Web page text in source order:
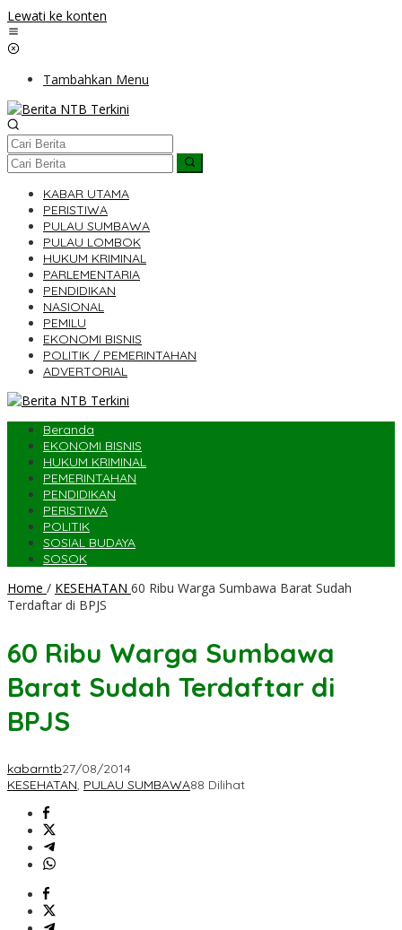
Lewati ke konten
Tambahkan Menu
KABAR UTAMA
PERISTIWA
PULAU SUMBAWA
PULAU LOMBOK
HUKUM KRIMINAL
PARLEMENTARIA
PENDIDIKAN
NASIONAL
PEMILU
EKONOMI BISNIS
POLITIK / PEMERINTAHAN
ADVERTORIAL
Beranda
EKONOMI BISNIS
HUKUM KRIMINAL
PEMERINTAHAN
PENDIDIKAN
PERISTIWA
POLITIK
SOSIAL BUDAYA
SOSOK
Home / KESEHATAN 60 Ribu Warga Sumbawa Barat Sudah
Terdaftar di BPJS
60 Ribu Warga Sumbawa
Barat Sudah Terdaftar di
BPJS
kabarntb27/08/2014
KESEHATAN, PULAU SUMBAWA88 Dilihat